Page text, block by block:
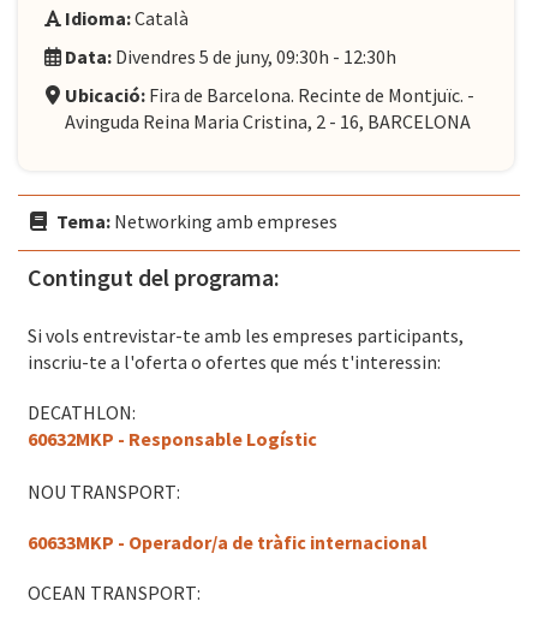
Idioma:Català
Data: Divendres 5 de juny, 09:30h - 12:30h
Ubicació: Fira de Barcelona. Recinte de Montjuïc. -
Avinguda Reina Maria Cristina, 2 - 16, BARCELONA
Tema: Networking amb empreses
Contingut del programa:
Si vols entrevistar-te amb les empreses participants,
inscriu-te a l'oferta o ofertes que més t'interessin:
DECATHLON:
60632MKP - Responsable Logístic
NOU TRANSPORT:
60633MKP - Operador/a de tràfic internacional
OCEAN TRANSPORT: